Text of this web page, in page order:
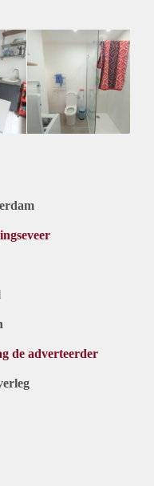
de adverteerder